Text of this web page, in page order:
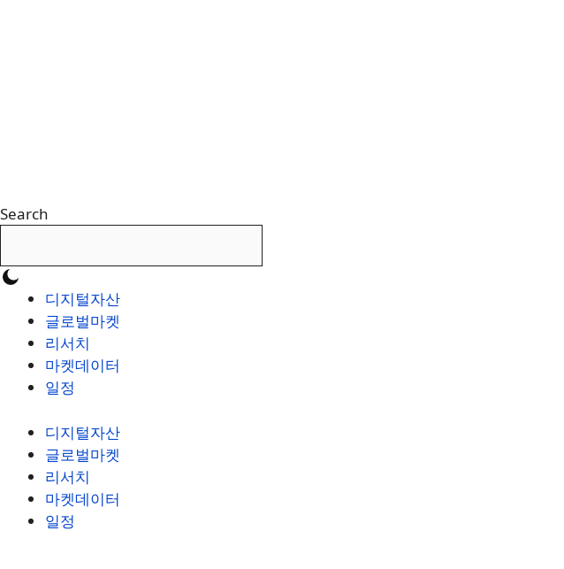
Search
디지털자산
글로벌마켓
리서치
마켓데이터
일정
디지털자산
글로벌마켓
리서치
마켓데이터
일정